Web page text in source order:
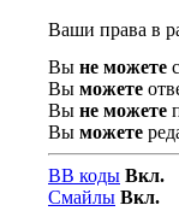
Ваши права в
Вы не можете
Вы можете
Вы не можете
Вы можете
BB коды Вкл.
Смайлы Вкл.